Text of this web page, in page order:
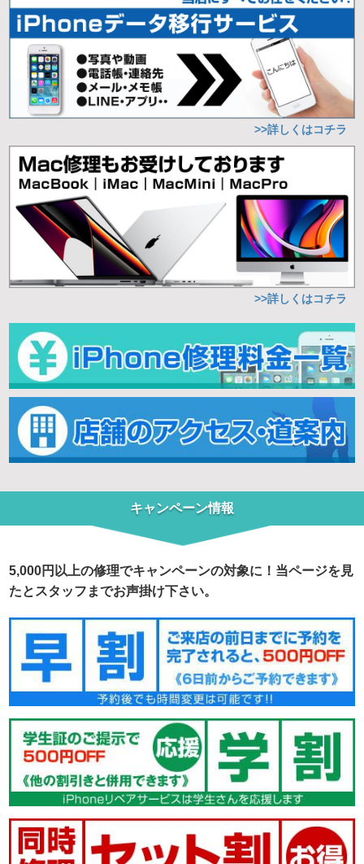
>>詳しくはコチラ
>>詳しくはコチラ
キャンペーン情報
5,000円以上の修理でキャンペーンの対象に！当ページを見
たとスタッフまでお声掛け下さい。